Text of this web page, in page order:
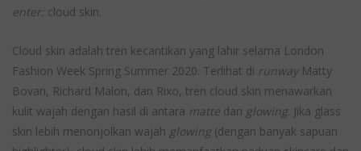
enter: cloud skin.
Cloud skin adalah tren kecantikan yang lahir selama London
Fashion Week Spring Summer 2020. Terlihat di runwayMatty
Bovan, Richard Malon, dan Rixo, tren cloud skin menawarkan
kulit wajah dengan hasil di antara matte dan glowing . Jika glass
skin lebih menonjolkan wajah glowing (dengan banyak sapuan